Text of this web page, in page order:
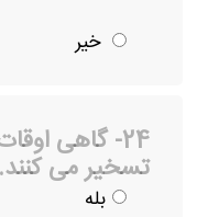
خیر
24- گاهی
تسخیر می کنند.
بله